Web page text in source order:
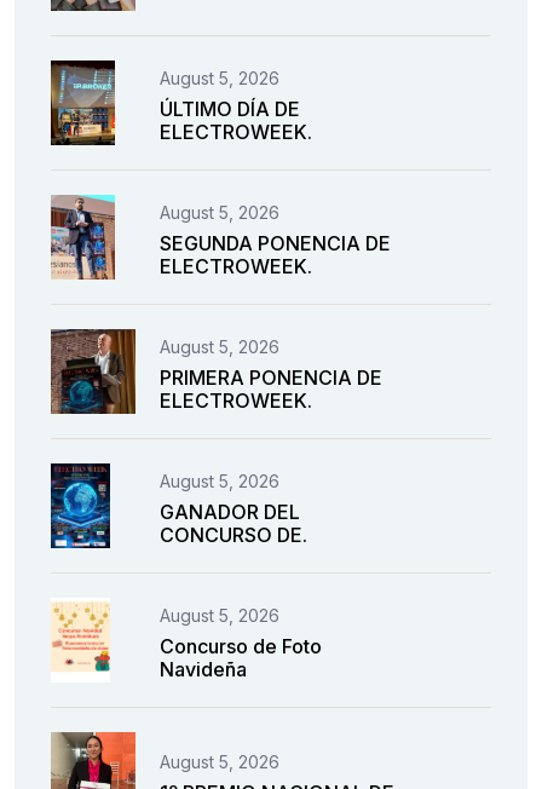
August 5, 2026
ÚLTIMO DÍA DE
ELECTROWEEK.
August 5, 2026
SEGUNDA PONENCIA DE
ELECTROWEEK.
August 5, 2026
PRIMERA PONENCIA DE
ELECTROWEEK.
August 5, 2026
GANADOR DEL
CONCURSO DE.
August 5, 2026
Concurso de Foto
Navideña
August 5, 2026